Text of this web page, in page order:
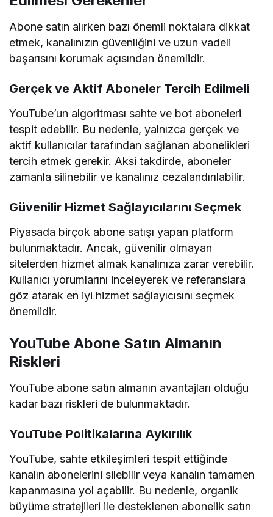
Kullanıcı yorumlarını inceleyerek ve referanslara
göz atarak en iyi hizmet sağlayıcısını seçmek
önemlidir.
Riskleri
YouTube abone satın almanın avantajları olduğu
kadar bazı riskleri de bulunmaktadır.
YouTube Politikalarına Aykırılık
kanalın abonelerini silebilir veya kanalın tamamen
kapanmasına yol açabilir. Bu nedenle, organik
büyüme stratejileri ile desteklenen abonelik satın
alma yöntemleri daha güvenlidir.
Düşük Etkileşim Oranı
Sadece abone sayısının artması yeterli değildir;
gerekir. Aksi takdirde, düşük etkileşim oranı
nedeniyle YouTube algoritması kanalınızı ön plana
çıkarmayabilir.
YouTube Abone Satın Almak Ne Demek
Sıkça Sorulan Sorular
YouTube abone satın alma süreci hakkında merak
edilen bazı soruları aşağıda yanıtladık.
YouTube abone satın almak yasal mı?